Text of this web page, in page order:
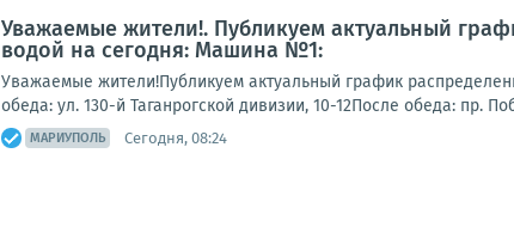
Уважаемые жители!. Публикуем актуальный
водой на сегодня: Машина №1:
Уважаемые жители!Публикуем актуальный график
обеда: ул. 130-й Таганрогской дивизии, 10-12После обеда: пр.
МАРИУПОЛЬ Сегодня, 08:24